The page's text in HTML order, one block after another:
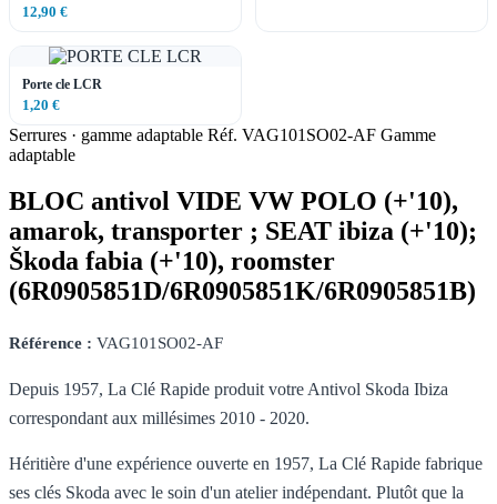
12,90 €
Porte cle LCR
1,20 €
Serrures · gamme adaptable Réf. VAG101SO02-AF Gamme
adaptable
BLOC antivol VIDE VW POLO (+'10),
amarok, transporter ; SEAT ibiza (+'10);
Škoda fabia (+'10), roomster
(6R0905851D/6R0905851K/6R0905851B)
Référence : VAG101SO02-AF
Depuis 1957, La Clé Rapide produit votre Antivol Skoda Ibiza
correspondant aux millésimes 2010 - 2020.
Héritière d'une expérience ouverte en 1957, La Clé Rapide fabrique
ses clés Skoda avec le soin d'un atelier indépendant. Plutôt que la